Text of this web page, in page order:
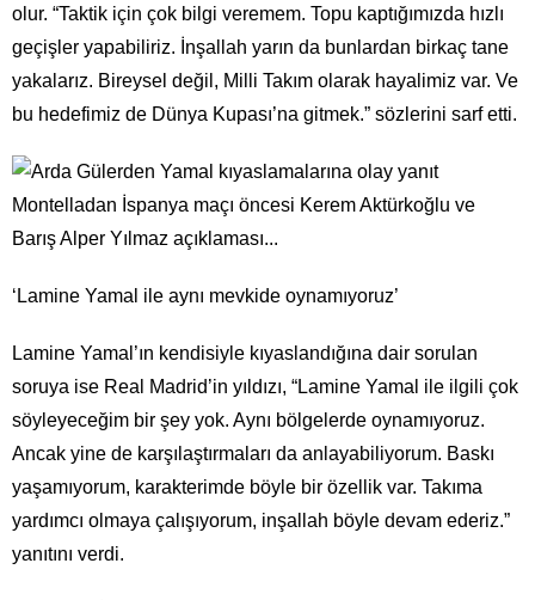
olur. “Taktik için çok bilgi veremem. Topu kaptığımızda hızlı
geçişler yapabiliriz. İnşallah yarın da bunlardan birkaç tane
yakalarız. Bireysel değil, Milli Takım olarak hayalimiz var. Ve
bu hedefimiz de Dünya Kupası’na gitmek.” sözlerini sarf etti.
‘Lamine Yamal ile aynı mevkide oynamıyoruz’
Lamine Yamal’ın kendisiyle kıyaslandığına dair sorulan
soruya ise Real Madrid’in yıldızı, “Lamine Yamal ile ilgili çok
söyleyeceğim bir şey yok. Aynı bölgelerde oynamıyoruz.
Ancak yine de karşılaştırmaları da anlayabiliyorum. Baskı
yaşamıyorum, karakterimde böyle bir özellik var. Takıma
yardımcı olmaya çalışıyorum, inşallah böyle devam ederiz.”
yanıtını verdi.